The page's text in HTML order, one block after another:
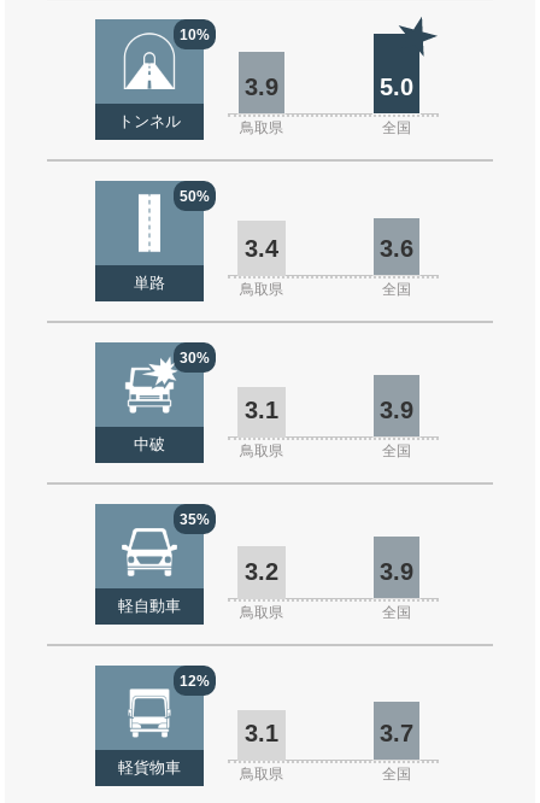
10%
トンネル
3.9 5.0
鳥取県 全国
50%
単路
3.4 3.6
鳥取県 全国
30%
中破
3.1 3.9
鳥取県 全国
35%
軽自動車
3.2 3.9
鳥取県 全国
12%
軽貨物車
3.1 3.7
鳥取県 全国